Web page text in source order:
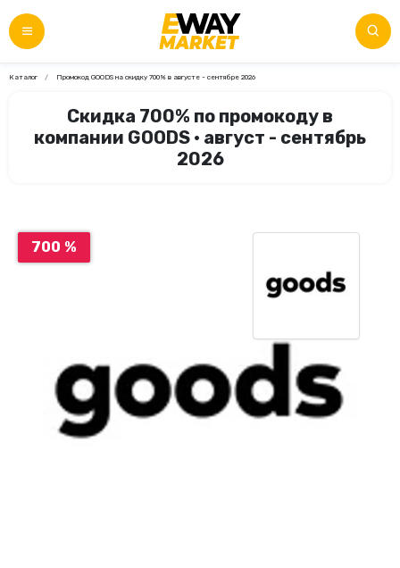
Каталог Промокод GOODS на скидку 700% в августе - сентябре 2026
Скидка 700% по промокоду в
компании GOODS • август - сентябрь
2026
700 %